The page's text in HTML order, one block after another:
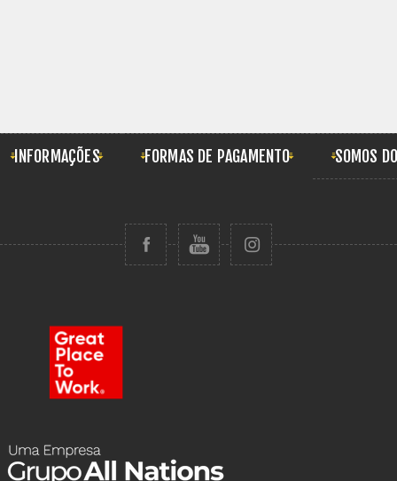
INFORMAÇÕES FORMAS DE PAGAMENTO SOMOS